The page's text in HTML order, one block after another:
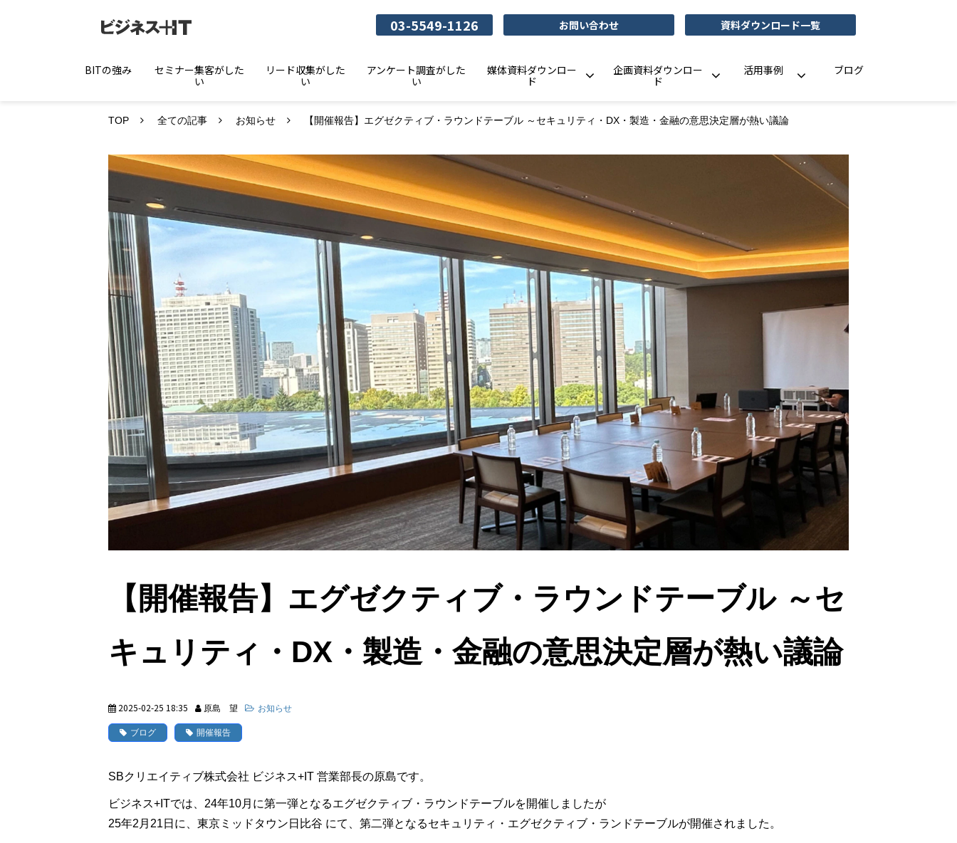
03-5549-1126 お問い合わせ 資料ダウンロード一覧
BITの強み
セミナー集客がした
い
リード収集がした
い
アンケート調査がした
い
媒体資料ダウンロー
ド
企画資料ダウンロー
ド
活用事例 ブログ
TOP 全ての記事 お知らせ 【開催報告】エグゼクティブ・ラウンドテーブル ～セキュリティ・DX・製造・金融の意思決定層が熱い議論
【開催報告】エグゼクティブ・ラウンドテーブル ～セ
キュリティ・DX・製造・金融の意思決定層が熱い議論
2025-02-25 18:35 原島 望 お知らせ
ブログ 開催報告
SBクリエイティブ株式会社 ビジネス+IT 営業部長の原島です。
ビジネス+ITでは、24年10月に第一弾となるエグゼクティブ・ラウンドテーブルを開催しましたが
25年2月21日に、東京ミッドタウン日比谷 にて、第二弾となるセキュリティ・エグゼクティブ・ランドテーブルが開催されました。